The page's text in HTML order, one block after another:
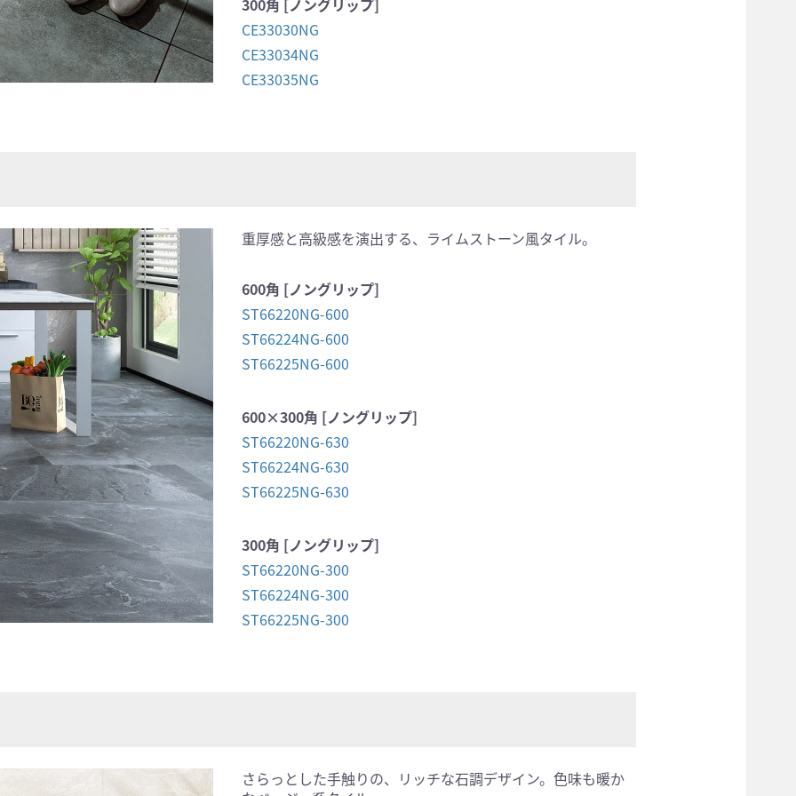
300角 [ノングリップ]
CE33030NG
CE33034NG
CE33035NG
重厚感と高級感を演出する、ライムストーン風タイル。
600角 [ノングリップ]
ST66220NG-600
ST66224NG-600
ST66225NG-600
600×300角 [ノングリップ]
ST66220NG-630
ST66224NG-630
ST66225NG-630
300角 [ノングリップ]
ST66220NG-300
ST66224NG-300
ST66225NG-300
さらっとした手触りの、リッチな石調デザイン。色味も暖か